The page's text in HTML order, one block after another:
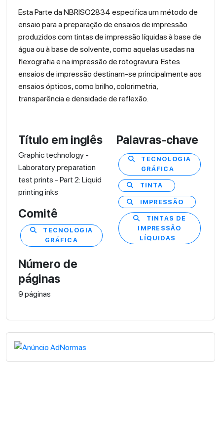
Esta Parte da NBRISO2834 especifica um método de
ensaio para a preparação de ensaios de impressão
produzidos com tintas de impressão líquidas à base de
água ou à base de solvente, como aquelas usadas na
flexografia e na impressão de rotogravura. Estes
ensaios de impressão destinam-se principalmente aos
ensaios ópticos, como brilho, colorimetria,
transparência e densidade de reflexão.
Título em inglês
Graphic technology -
Laboratory preparation
test prints - Part 2: Liquid
printing inks
Comitê
TECNOLOGIA
GRÁFICA
Número de
páginas
9 páginas
Palavras-chave
TECNOLOGIA
GRÁFICA
TINTA
IMPRESSÃO
TINTAS DE
IMPRESSÃO
LÍQUIDAS